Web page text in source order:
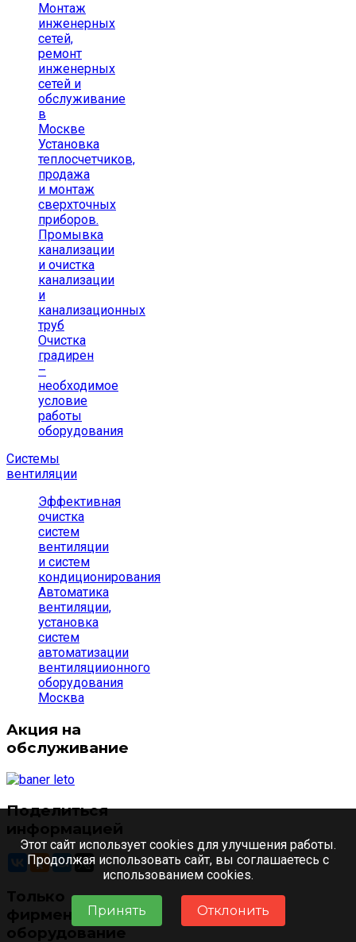
Этот сайт использует cookies для улучшения работы.
Продолжая использовать сайт, вы соглашаетесь с
использованием cookies.
Принять Отклонить
Монтаж
инженерных
сетей,
ремонт
инженерных
сетей и
обслуживание
в
Москве
Установка
теплосчетчиков,
продажа
и монтаж
сверхточных
приборов.
Промывка
канализации
и очистка
канализации
и
канализационных
труб
Очистка
градирен
–
необходимое
условие
работы
оборудования
Системы
вентиляции
Эффективная
очистка
систем
вентиляции
и систем
кондиционирования
Автоматика
вентиляции,
установка
систем
автоматизации
вентиляциионного
оборудования
Москва
Акция на
обслуживание
Поделиться
информацией
Только
фирменное
оборудование